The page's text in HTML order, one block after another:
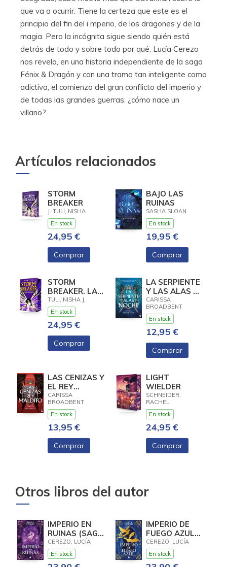
que va a ocurrir. Tiene la certeza que este es el
principio del fin del i mperio, de los dragones y de la
magia. Pero la incógnita sigue siendo quién está
detrás de todo y sobre todo por qué. Lucía Cerezo
nos revela, en una historia independiente de la saga
Fénix & Dragón y con una trama tan inteligente como
adictiva, el comienzo del gran conflicto del imperio y
de todas las grandes guerras: ¿cómo nace un
villano?
Artículos relacionados
STORM
BREAKER
J. TULI, NISHA
En stock
24,95 €
Comprar
BAJO LAS
RUINAS
SASHA SLOAN
En stock
19,95 €
Comprar
STORM
BREAKER. LA
TRENCATEMPESTES
TULI, NISHA J.
En stock
24,95 €
Comprar
LA SERPIENTE
Y LAS ALAS DE
LA NOCHE
CARISSA
BROADBENT
En stock
12,95 €
Comprar
LAS CENIZAS Y
EL REY
MALDITO
CARISSA
BROADBENT
En stock
13,95 €
Comprar
LIGHT
WIELDER
SCHNEIDER,
RACHEL
En stock
24,95 €
Comprar
Otros libros del autor
IMPERIO EN
RUINAS (SAGA
FÉNIX &
DRAGÓN 3)
CEREZO, LUCÍA
En stock
IMPERIO DE
FUEGO AZUL
(SAGA FÉNIX &
DRAGÓN 1)
CEREZO, LUCÍA
En stock